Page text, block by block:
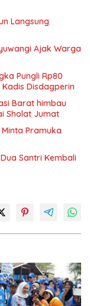
Langsung
Ajak Warga
Pungli Rp80
Disdagperin
Barat himbau
Sholat Jumat
Pramuka
Santri Kembali